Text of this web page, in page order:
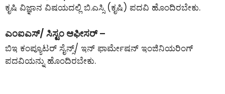
ಕೃಷಿ ವಿಜ್ಞಾನ ವಿಷಯದಲ್ಲಿ ಬಿ.ಎಸ್ಸಿ (ಕೃಷಿ) ಪದವಿ ಹೊಂದಿರಬೇಕು.
ಎಂಐಎಸ್/ ಸಿಸ್ಟಂ ಆಫೀಸರ್ –
ಬಿಇ ಕಂಪ್ಯೂಟರ್ ಸೈನ್ಸ್/ ಇನ್ ಫಾರ್ಮೇಷನ್ ಇಂಜಿನಿಯರಿಂಗ್
ಪದವಿಯನ್ನು ಹೊಂದಿರಬೇಕು.